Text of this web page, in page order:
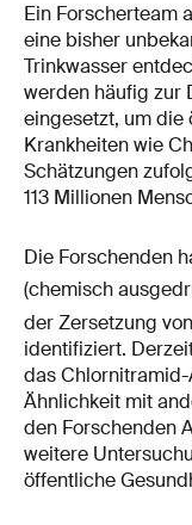
Ein Forscherteam
eine bisher
Trinkwasser
werden häufig zur
eingesetzt, um die
Krankheiten wie
Schätzungen
113 Millionen
Die Forschenden
(chemisch
der Zersetzung
identifiziert.
das
Ähnlichkeit mit
den Forschenden
weitere
öffentliche